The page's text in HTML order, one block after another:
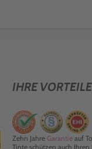
IHRE VORTEILE
Zehn Jahre Garantieauf
Tinte schützen auch Ihren